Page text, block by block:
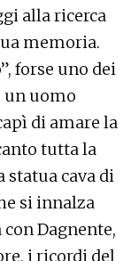
alla ricerca
memoria.
forse uno dei
un uomo
di amare la
tutta la
statua cava di
si innalza
Dagnente,
i ricordi del